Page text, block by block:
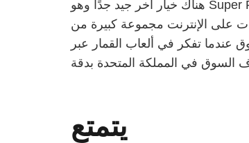
هناك خيار آخر جيد جدًا وهو Super Fortune، وهو من إنتاج NetEnt الجيد بالإضافة إلى أن الجائزة الكبرى المتوفرة بسهولة هي أيضًا شهية. لعبة الموضع هي
على الإنترنت مجموعة كبيرة من
عندما تفكر في ألعاب القمار عبر
يتمتع